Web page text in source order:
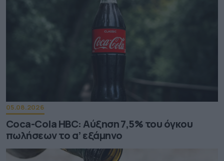
05.08.2026
Coca-Cola HBC: Aύξηση 7,5% του όγκου
πωλήσεων το α’ εξάμηνο